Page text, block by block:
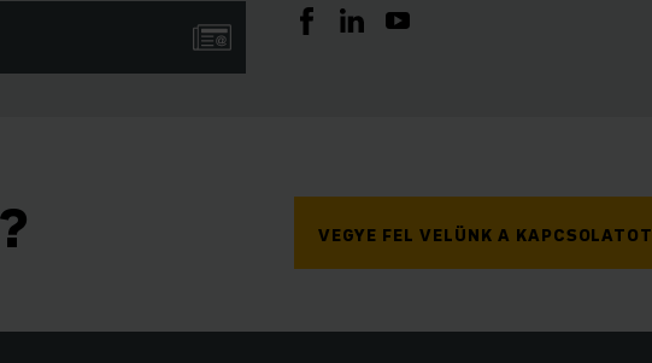
VEGYE FEL VELÜNK A KAPCSOLATOT